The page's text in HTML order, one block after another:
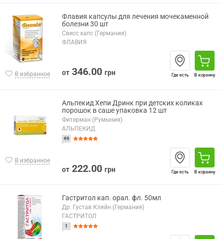
В избранное
Флавия капсулы для лечения мочекаменной
болезни 30 шт
Свисс капс (Германия)
ФЛАВИЯ
от 346.00 грн Где есть В корзину
В избранное
Альпекид Хепи Дринк при детских коликах
порошок в саше упаковка 12 шт
Фитерман (Румыния)
АЛЬПЕКИД
49
от 222.00 грн Где есть В корзину
Гастритол кап. орал. фл. 50мл
Др. Густав Кляйн (Германия)
ГАСТРИТОЛ
1